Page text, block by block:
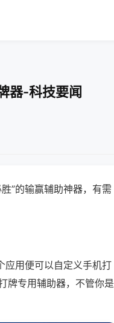
器-科技要闻
”的输赢辅助神器，有需
应用便可以自定义手机打
牌专用辅助器，不管你是